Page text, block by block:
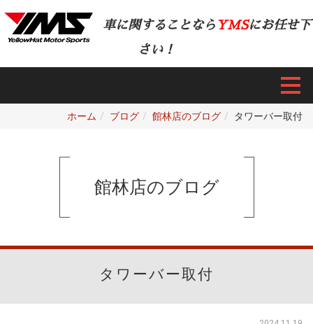
車に関することなら YMSにお任せ下
さい！
ホーム ブログ 館林店のブログ タワーバー取付
館林店のブログ
タワーバー取付